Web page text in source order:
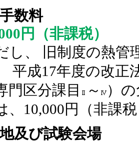
数料
円（非課税）
し、 旧制度の熱管
平成17年度の改正
門区分課目
～ ）の
、10,000円（非課
及び試験会場